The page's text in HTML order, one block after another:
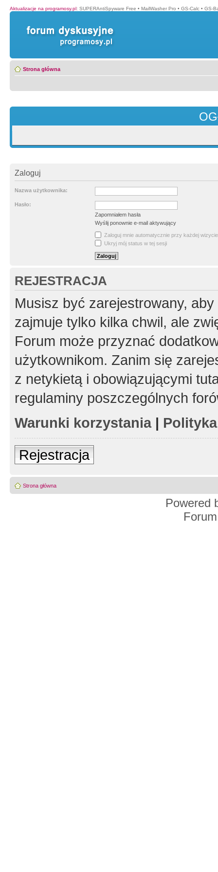
Aktualizacje na programosy.pl: SUPERAntiSpyware Free • MailWasher Pro • GS-Calc • GS-
Strona główna
Zaloguj
Nazwa użytkownika:
Hasło:
Zapomniałem hasła
Wyślij ponownie e-mail aktywujący
Zaloguj mnie automatycznie przy każdej wizycie
Ukryj mój status w tej sesji
REJESTRACJA
Musisz być zarejestrowany,
zajmuje tylko kilka chwil, ale
Forum może przyznać
użytkownikom. Zanim się
z netykietą i obowiązującymi
regulaminy poszczególnych
Warunki korzystania|
Rejestracja
Strona główna
Powered